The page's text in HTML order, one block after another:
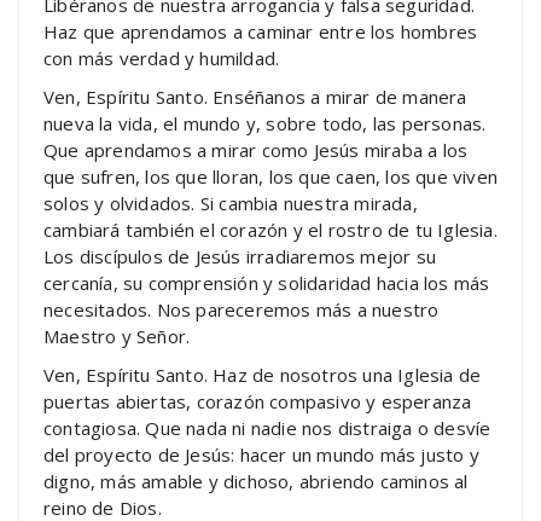
Haz que aprendamos a caminar entre los hombres
con más verdad y humildad.
Ven, Espíritu Santo. Enséñanos a mirar de manera
nueva la vida, el mundo y, sobre todo, las personas.
Que aprendamos a mirar como Jesús miraba a los
que sufren, los que lloran, los que caen, los que viven
solos y olvidados. Si cambia nuestra mirada,
cambiará también el corazón y el rostro de tu Iglesia.
Los discípulos de Jesús irradiaremos mejor su
cercanía, su comprensión y solidaridad hacia los más
necesitados. Nos pareceremos más a nuestro
Maestro y Señor.
Ven, Espíritu Santo. Haz de nosotros una Iglesia de
puertas abiertas, corazón compasivo y esperanza
contagiosa. Que nada ni nadie nos distraiga o desvíe
del proyecto de Jesús: hacer un mundo más justo y
digno, más amable y dichoso, abriendo caminos al
reino de Dios.